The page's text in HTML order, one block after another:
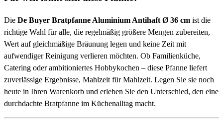
Die De Buyer Bratpfanne Aluminium Antihaft Ø 36 cm ist die
richtige Wahl für alle, die regelmäßig größere Mengen zubereiten,
Wert auf gleichmäßige Bräunung legen und keine Zeit mit
aufwendiger Reinigung verlieren möchten. Ob Familienküche,
Catering oder ambitioniertes Hobbykochen – diese Pfanne liefert
zuverlässige Ergebnisse, Mahlzeit für Mahlzeit. Legen Sie sie noch
heute in Ihren Warenkorb und erleben Sie den Unterschied, den eine
durchdachte Bratpfanne im Küchenalltag macht.